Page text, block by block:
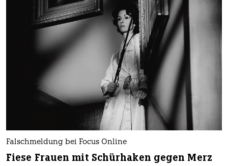
Falschmeldung bei Focus Online
Fiese Frauen mit Schürhaken gegen Merz